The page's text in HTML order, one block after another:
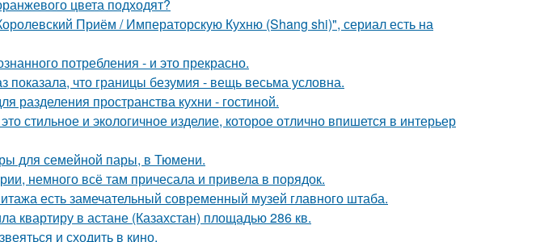
цвета подходят?
Приём / Императорскую Кухню (Shang shi)", сериал есть на
потребления - и это прекрасно.
показала, что границы безумия - вещь весьма условна.
разделения пространства кухни - гостиной.
стильное и экологичное изделие, которое отлично впишется в интерьер
для семейной пары, в Тюмени.
немного всё там причесала и привела в порядок.
есть замечательный современный музей главного штаба.
квартиру в астане (Казахстан) площадью 286 кв.
и сходить в кино.